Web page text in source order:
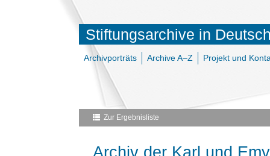
Stiftungsarchive in
Archivporträts Archive A–Z Projekt und
Zur Ergebnisliste
Archiv der Karl und